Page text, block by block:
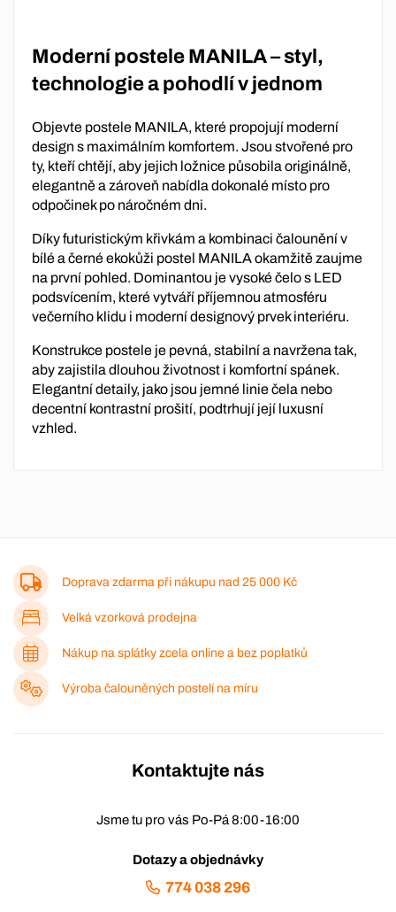
Moderní postele MANILA – styl,
technologie a pohodlí v jednom
Objevte postele MANILA, které propojují moderní
design s maximálním komfortem. Jsou stvořené pro
ty, kteří chtějí, aby jejich ložnice působila originálně,
elegantně a zároveň nabídla dokonalé místo pro
odpočinek po náročném dni.
Díky futuristickým křivkám a kombinaci čalounění v
bílé a černé ekokůži postel MANILA okamžitě zaujme
na první pohled. Dominantou je vysoké čelo s LED
podsvícením, které vytváří příjemnou atmosféru
večerního klidu i moderní designový prvek interiéru.
Konstrukce postele je pevná, stabilní a navržena tak,
aby zajistila dlouhou životnost i komfortní spánek.
Elegantní detaily, jako jsou jemné linie čela nebo
decentní kontrastní prošití, podtrhují její luxusní
vzhled.
Doprava zdarma při nákupu nad 25 000 Kč
Velká vzorková prodejna
Nákup na splátky zcela online a bez poplatků
Výroba čalouněných postelí na míru
Kontaktujte nás
Jsme tu pro vás Po-Pá 8:00-16:00
Dotazy a objednávky
774 038 296